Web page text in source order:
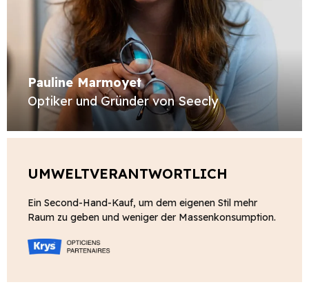
Pauline Marmoyet
Optiker und Gründer von Seecly
UMWELTVERANTWORTLICH
Ein Second-Hand-Kauf, um dem eigenen Stil mehr
Raum zu geben und weniger der Massenkonsumption.